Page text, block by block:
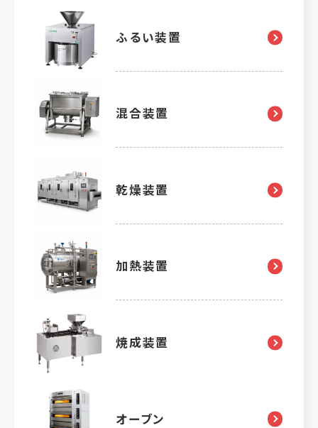
ふるい装置
混合装置
乾燥装置
加熱装置
焼成装置
オーブン